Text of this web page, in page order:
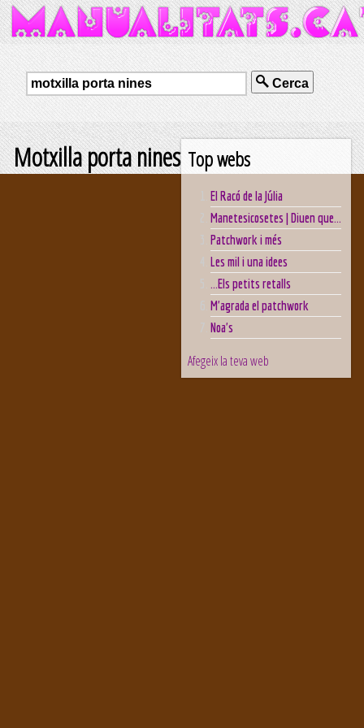
Cerca
Top webs
El Racó de la Júlia
Manetesicosetes | Diuen que...
Patchwork i més
Les mil i una idees
...Els petits retalls
M'agrada el patchwork
Noa's
Afegeix la teva web
Motxilla porta nines